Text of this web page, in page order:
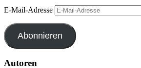
E-Mail-Adresse
Abonnieren
Autoren